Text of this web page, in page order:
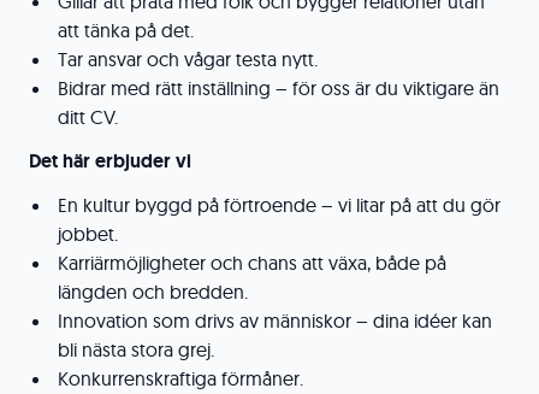
att tänka på det.
Tar ansvar och vågar testa nytt.
Bidrar med rätt inställning – för oss är du viktigare än
ditt CV.
Det här erbjuder vi
En kultur byggd på förtroende – vi litar på att du gör
jobbet.
Karriärmöjligheter och chans att växa, både på
längden och bredden.
Innovation som drivs av människor – dina idéer kan
bli nästa stora grej.
Konkurrenskraftiga förmåner.